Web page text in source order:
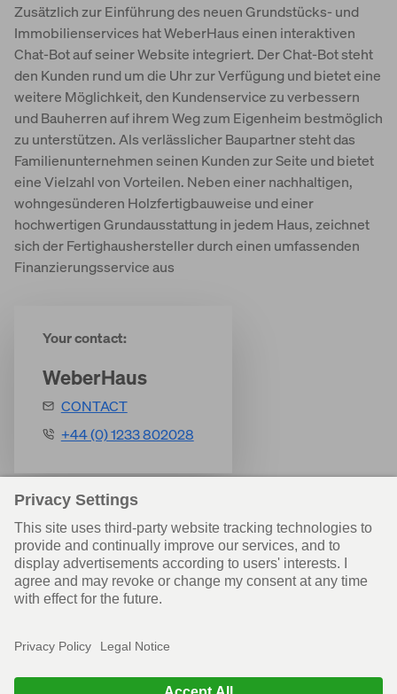
Zusätzlich zur Einführung des neuen Grundstücks- und
Immobilienservices hat WeberHaus einen interaktiven
Chat-Bot auf seiner Website integriert. Der Chat-Bot steht
den Kunden rund um die Uhr zur Verfügung und bietet eine
weitere Möglichkeit, den Kundenservice zu verbessern
und Bauherren auf ihrem Weg zum Eigenheim bestmöglich
zu unterstützen. Als verlässlicher Baupartner steht das
Familienunternehmen seinen Kunden zur Seite und bietet
eine Vielzahl von Vorteilen. Neben einer nachhaltigen,
wohngesünderen Holzfertigbauweise und einer
hochwertigen Grundausstattung in jedem Haus, zeichnet
sich der Fertighaushersteller durch einen umfassenden
Finanzierungsservice aus
Your contact:
WeberHaus
CONTACT
+44 (0) 1233 802028
Back to overview
© WeberHaus UK